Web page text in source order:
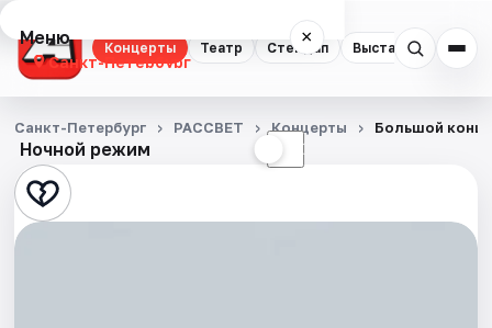
Концерты Театр Стендап Выставки
Меню ×
Санкт-Петербург
Концерты
Театр
Стендап
Ночной режим ☾
Санкт-Петербург РАССВЕТ Концерты Большой